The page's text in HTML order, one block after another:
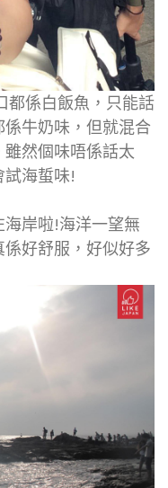
係白飯魚，只能話
牛奶味，但就混合
然個味唔係話太
海蜇味!
岸啦!海洋一望無
好舒服，好似好多